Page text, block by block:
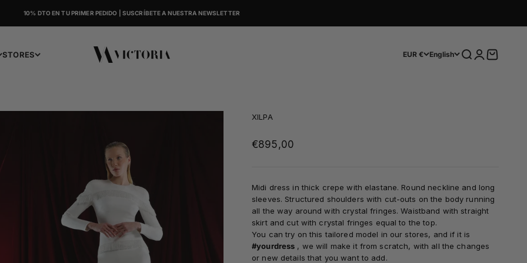
10% DTO EN TU PRIMER PEDIDO | SUSCRÍBETE A NUESTRA NEWSLETTER
STORES Victoria EUR € English SearchLoginCart
XILPA
Sale price
€895,00
Midi dress in thick crepe with elastane. Round neckline and long
sleeves. Structured shoulders with cut-outs on the body running
all the way around with crystal fringes. Waistband with straight
skirt and cut with crystal fringes equal to the top.
You can try on this tailored model in our stores, and if it is
#yourdress , we will make it from scratch, with all the changes
or new details that you want to add.